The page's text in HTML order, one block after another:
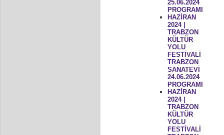
25.06.2024
PROGRAMI
HAZİRAN
2024 |
TRABZON
KÜLTÜR
YOLU
FESTİVALİ
TRABZON
SANATEVİ
24.06.2024
PROGRAMI
HAZİRAN
2024 |
TRABZON
KÜLTÜR
YOLU
FESTİVALİ